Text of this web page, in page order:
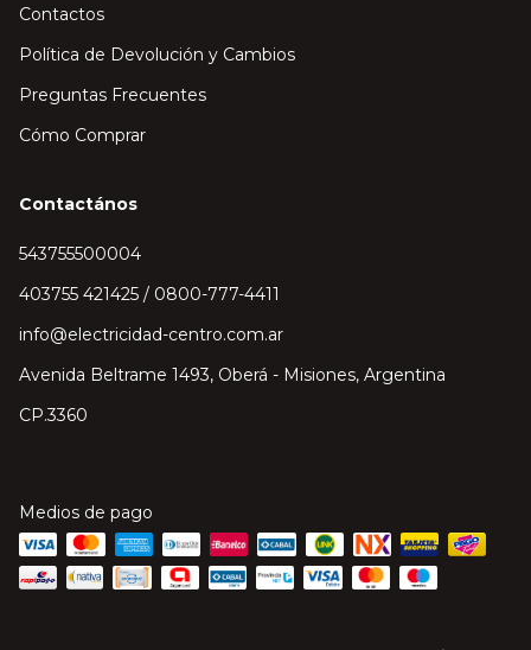
Contactos
Política de Devolución y Cambios
Preguntas Frecuentes
Cómo Comprar
Contactános
543755500004
403755 421425 / 0800-777-4411
info@electricidad-centro.com.ar
Avenida Beltrame 1493, Oberá - Misiones, Argentina
CP.3360
Medios de pago